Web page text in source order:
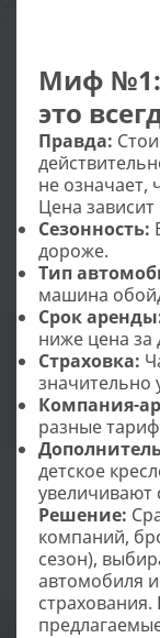
Миф №1:
это
Правда:
не означает,
Цена
Сезонность:
дороже.
Тип
машина
Срок
ниже цена за
Страховка:
значительно
Компания-
разные
детское
увеличивают
Решение:
компаний,
сезон),
автомобиля